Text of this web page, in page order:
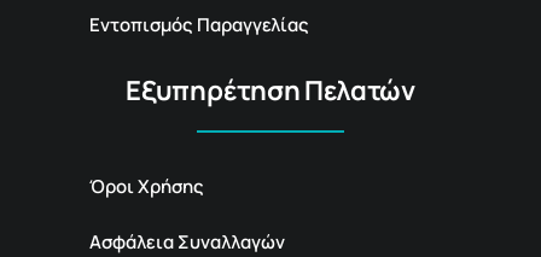
Εντοπισμός Παραγγελίας
Εξυπηρέτηση Πελατών
Όροι Χρήσης
Ασφάλεια Συναλλαγών